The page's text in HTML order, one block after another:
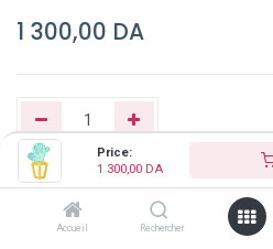
Price:
1 300,00 DA
Accueil Rechercher
1 300,00 DA
Ajouter